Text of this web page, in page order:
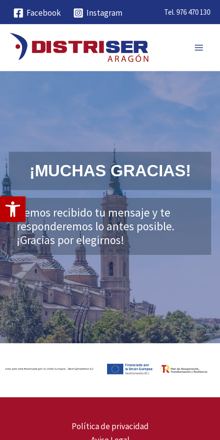
Abrir barra de herramientas
contenido
Facebook Instagram Tel. 976 470 130
¡MUCHAS GRACIAS!
Hemos recibido tu mensaje y te
responderemos lo antes posible.
¡Gracias por elegirnos!
Política de privacidad